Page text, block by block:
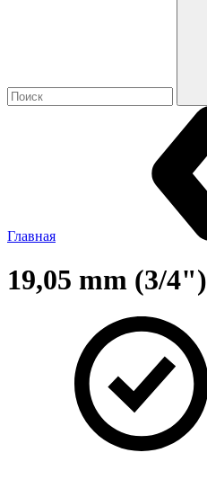
Главная
19,05 mm (3/4")